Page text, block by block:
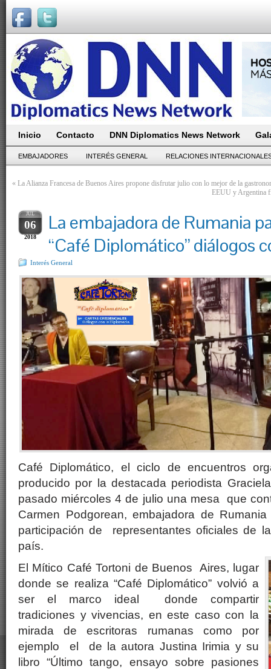
Inicio Contacto DNN Diplomatics News Network
EMBAJADORES INTERÉS GENERAL RELACIONES
« La Alianza Francesa de Buenos Aires propone disfrutar julio con lo mejor de la
EEUU y Argentina
JUL
06
2018
La embajadora de Rumania
“Café Diplomático” diálogos
Interés General
Café Diplomático, el ciclo de encuentros
producido por la destacada periodista
pasado miércoles 4 de julio una mesa que
Carmen Podgorean, embajadora de
participación de representantes oficiales de
país.
El Mítico Café Tortoni de Buenos Aires, lugar
donde se realiza “Café Diplomático” volvió a
ser el marco ideal donde compartir
tradiciones y vivencias, en este caso con la
mirada de escritoras rumanas como por
ejemplo el de la autora Justina Irimia y su
libro “Último tango, ensayo sobre pasiones